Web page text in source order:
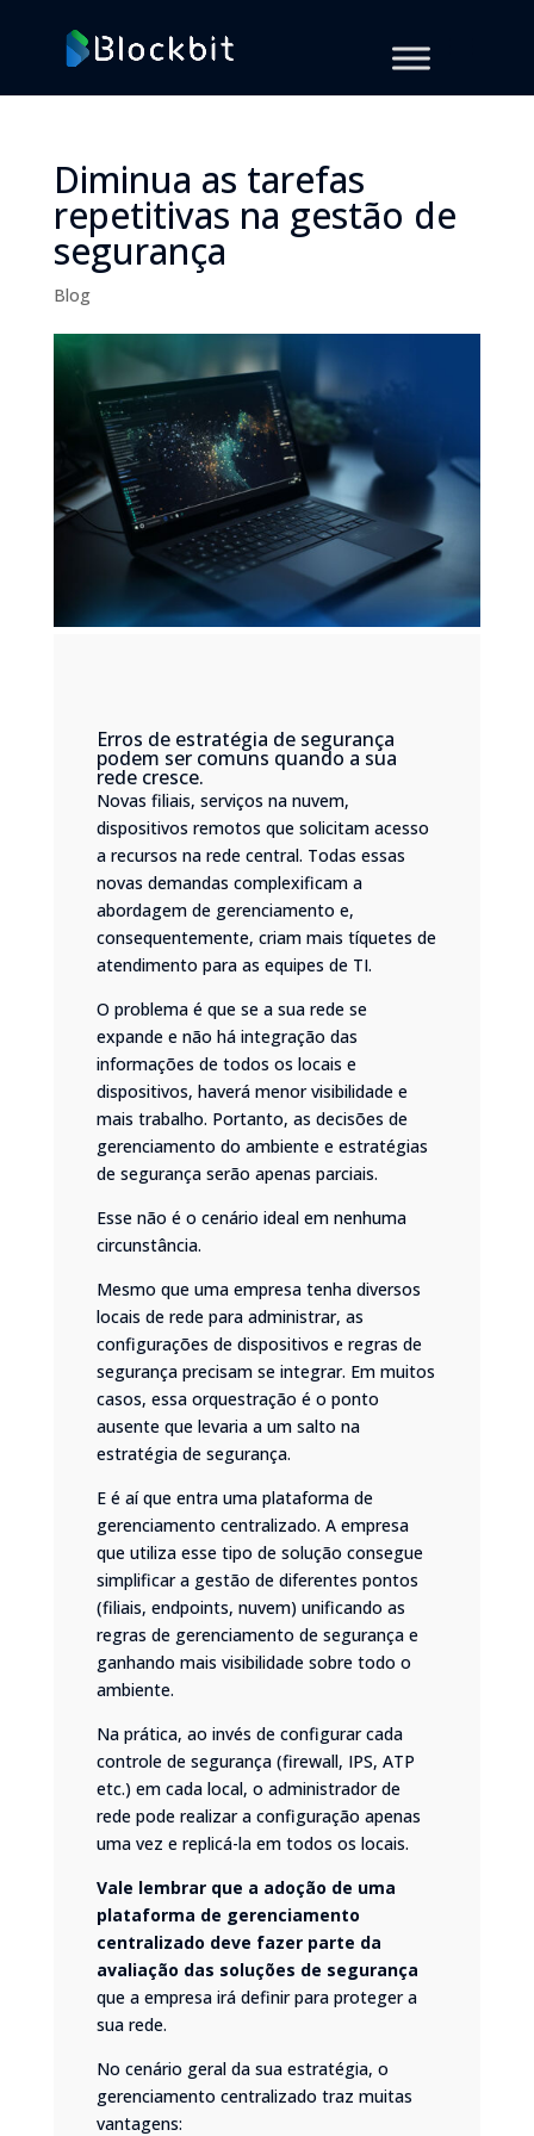
Diminua as tarefas
repetitivas na gestão de
segurança
Blog
Erros de estratégia de segurança
podem ser comuns quando a sua
rede cresce.
Novas filiais, serviços na nuvem,
dispositivos remotos que solicitam acesso
a recursos na rede central. Todas essas
novas demandas complexificam a
abordagem de gerenciamento e,
consequentemente, criam mais tíquetes de
atendimento para as equipes de TI.
O problema é que se a sua rede se
expande e não há integração das
informações de todos os locais e
dispositivos, haverá menor visibilidade e
mais trabalho. Portanto, as decisões de
gerenciamento do ambiente e estratégias
de segurança serão apenas parciais.
Esse não é o cenário ideal em nenhuma
circunstância.
Mesmo que uma empresa tenha diversos
locais de rede para administrar, as
configurações de dispositivos e regras de
segurança precisam se integrar. Em muitos
casos, essa orquestração é o ponto
ausente que levaria a um salto na
estratégia de segurança.
E é aí que entra uma plataforma de
gerenciamento centralizado. A empresa
que utiliza esse tipo de solução consegue
simplificar a gestão de diferentes pontos
(filiais, endpoints, nuvem) unificando as
regras de gerenciamento de segurança e
ganhando mais visibilidade sobre todo o
ambiente.
Na prática, ao invés de configurar cada
controle de segurança (firewall, IPS, ATP
etc.) em cada local, o administrador de
rede pode realizar a configuração apenas
uma vez e replicá-la em todos os locais.
Vale lembrar que a adoção de uma
plataforma de gerenciamento
centralizado deve fazer parte da
avaliação das soluções de segurança
que a empresa irá definir para proteger a
sua rede.
No cenário geral da sua estratégia, o
gerenciamento centralizado traz muitas
vantagens: